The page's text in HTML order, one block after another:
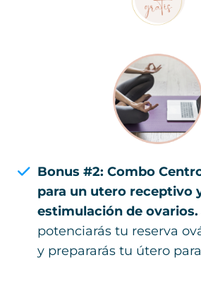
Bonus #2: Combo
para un utero receptivo
estimulación de ovarios.
potenciarás tu reserva
y prepararás tu útero